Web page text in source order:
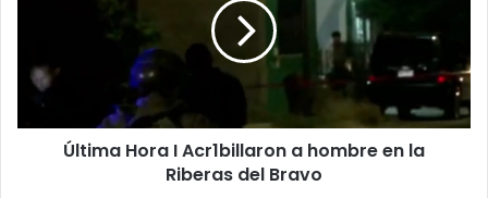
en
Riberas
Última Hora I Acr1billaron a hombre en la
Riberas del Bravo